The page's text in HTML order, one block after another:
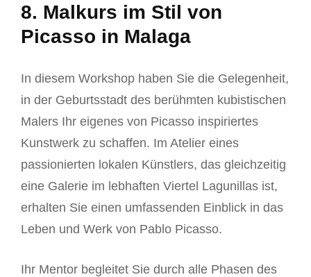
8. Malkurs im Stil von
Picasso in Malaga
In diesem Workshop haben Sie die Gelegenheit,
in der Geburtsstadt des berühmten kubistischen
Malers Ihr eigenes von Picasso inspiriertes
Kunstwerk zu schaffen. Im Atelier eines
passionierten lokalen Künstlers, das gleichzeitig
eine Galerie im lebhaften Viertel Lagunillas ist,
erhalten Sie einen umfassenden Einblick in das
Leben und Werk von Pablo Picasso.
Ihr Mentor begleitet Sie durch alle Phasen des